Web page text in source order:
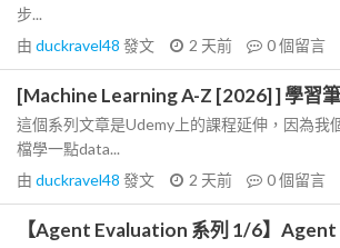
步...
由 duckravel48 發文 2 天前 0個留言
[Machine Learning A-Z [2026] ] 學習
這個系列文章是Udemy上的課程延伸，因為我
檔學一點data...
由 duckravel48 發文 2 天前 0個留言
【Agent Evaluation 系列 1/6】Agent